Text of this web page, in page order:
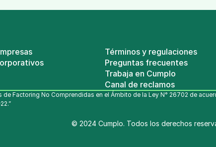
Términos y regulaciones
Preguntas frecuentes
Trabaja en Cumplo
Canal de reclamos
© 2024 Cumplo. Todos los derechos
de Factoring No Comprendidas en el Ámbito de la Ley N° 26702 de